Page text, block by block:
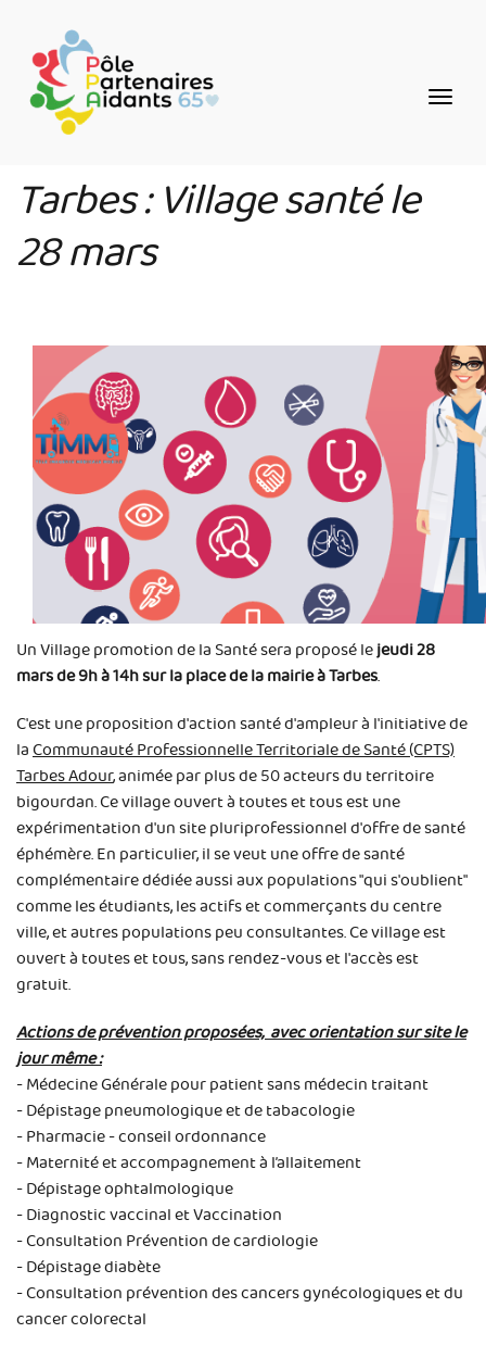
contenu
principal
Tarbes : Village santé le
28 mars
Un Village promotion de la Santé sera proposé lejeudi 28
mars de 9h à 14h sur la place de la mairie à Tarbes.
C'est une proposition d'action santé d'ampleur à l'initiative de
laCommunauté Professionnelle Territoriale de Santé (CPTS)
Tarbes Adour, animée par plus de 50 acteurs du territoire
bigourdan. Ce village ouvert à toutes et tous est une
expérimentation d'un site pluriprofessionnel d'offre de santé
éphémère. En particulier, il se veut une offre de santé
complémentaire dédiée aussi aux populations "qui s'oublient"
comme les étudiants, les actifs et commerçants du centre
ville, et autres populations peu consultantes. Ce village est
ouvert à toutes et tous, sans rendez-vous et l'accès est
gratuit.
Actions de prévention proposées, avec orientation sur site le
jour même :
- Médecine Générale pour patient sans médecin traitant
- Dépistage pneumologique et de tabacologie
- Pharmacie - conseil ordonnance
- Maternité et accompagnement à l’allaitement
- Dépistage ophtalmologique
- Diagnostic vaccinal et Vaccination
- Consultation Prévention de cardiologie
- Dépistage diabète
- Consultation prévention des cancers gynécologiques et du
cancer colorectal